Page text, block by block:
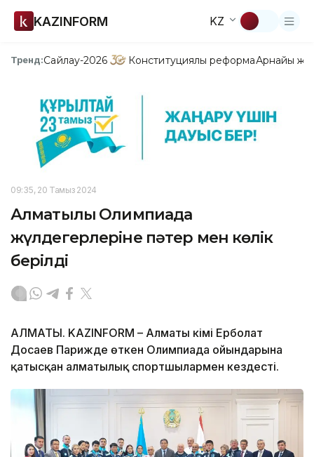
KAZINFORM KZ
Тренд:Сайлау-2026 Конституциялық реформаАрнайы
09:35, 20 Тамыз 2024
Алматылық Олимпиада
жүлдегерлеріне пәтер мен көлік
берілді
АЛМАТЫ. KAZINFORM – Алматы әкімі Ерболат
Досаев Парижде өткен Олимпиада ойындарына
қатысқан алматылық спортшылармен кездесті.